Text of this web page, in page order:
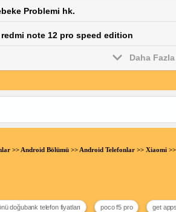
Problemi hk.
note 12 pro speed edition
Daha
>> Android Bölümü>> Android Telefonlar>> Xiaomi>>
doğubank telefon fiyatları poco f5 pro get